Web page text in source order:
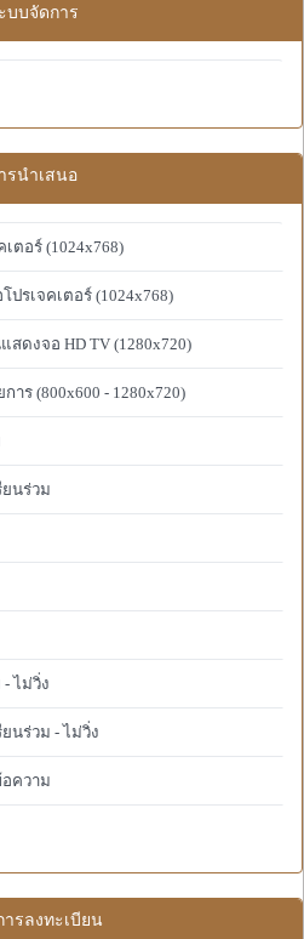
บบจัดการ
รนำเสนอ
ตอร์ (1024x768)
รเจคเตอร์ (1024x768)
ดงจอ HD TV (1280x720)
ร (800x600 - 1280x720)
นร่วม
ไม่วิ่ง
นร่วม - ไม่วิ่ง
ความ
ารลงทะเบียน